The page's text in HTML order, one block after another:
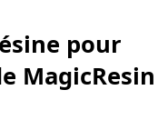
pour
MagicResin